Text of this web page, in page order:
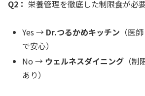
Q2： 栄養管理を徹底した制限食が必
Yes → Dr.つるかめキッチン （医
で安心）
No → ウェルネスダイニング （
あり）